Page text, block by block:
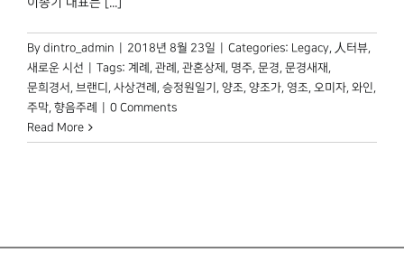
이종기 대표는 [...]
By dintro_admin 2018년 8월 23일 Categories: Legacy, 人터뷰,
새로운 시선
Tags: 계례 , 관례 , 관혼상제 , 명주, 문경, 문경새재 ,
문희경서 , 브랜디 , 사상견례 , 승정원일기 , 양조, 양조가, 영조, 오미자, 와인,
주막, 향음주례
0 Comments
Read More